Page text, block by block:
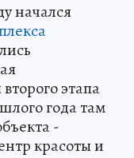
начался
этапа
года там
-
красоты и